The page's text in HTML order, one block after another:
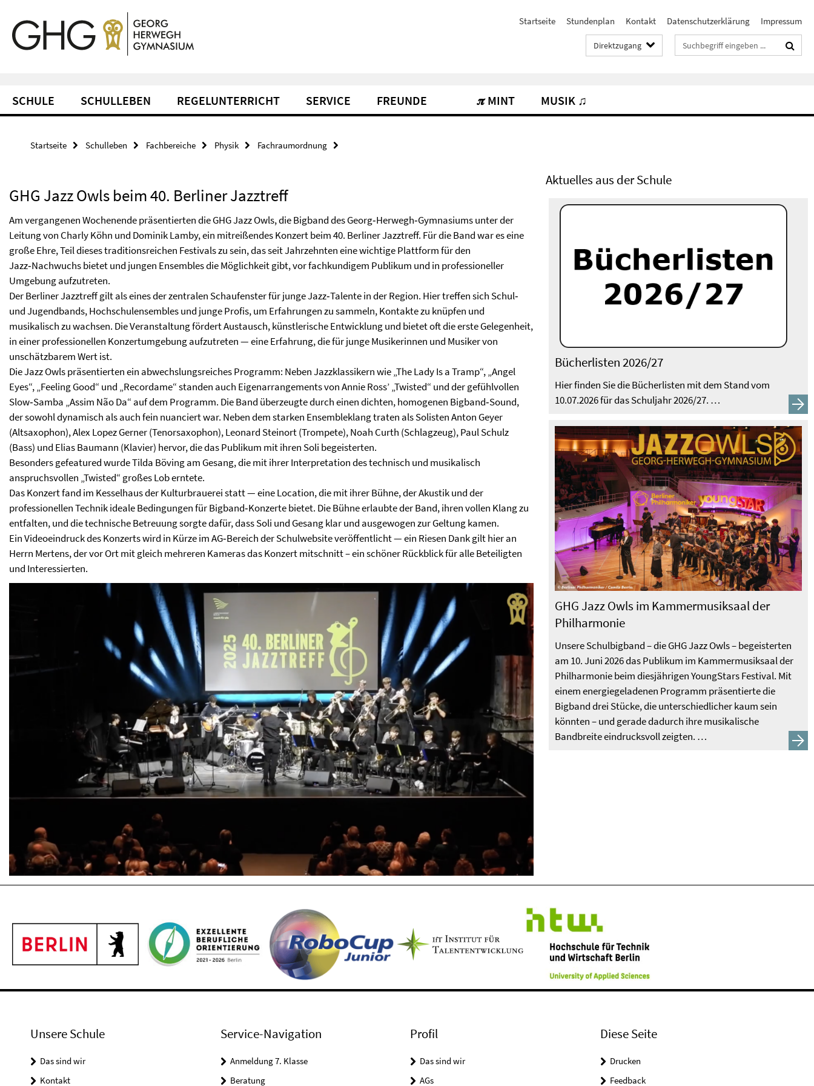
Service-Navigation Startseite Stundenplan Kontakt Datenschutzerklärung Impressum
Direktzugang Suchbegriffe
SCHULE SCHULLEBEN REGELUNTERRICHT SERVICE FREUNDE 𝝅 MINT MUSIK ♫
Startseite Schulleben Fachbereiche Physik Fachraumordnung
GHG Jazz Owls beim 40. Berliner Jazztreff
Am vergangenen Wochenende präsentierten die GHG Jazz Owls, die Bigband des Georg‑Herwegh‑Gymnasiums unter der
Leitung von Charly Köhn und Dominik Lamby, ein mitreißendes Konzert beim 40. Berliner Jazztreff. Für die Band war es eine
große Ehre, Teil dieses traditionsreichen Festivals zu sein, das seit Jahrzehnten eine wichtige Plattform für den
Jazz‑Nachwuchs bietet und jungen Ensembles die Möglichkeit gibt, vor fachkundigem Publikum und in professioneller
Umgebung aufzutreten.
Der Berliner Jazztreff gilt als eines der zentralen Schaufenster für junge Jazz‑Talente in der Region. Hier treffen sich Schul‑
und Jugendbands, Hochschulensembles und junge Profis, um Erfahrungen zu sammeln, Kontakte zu knüpfen und
musikalisch zu wachsen. Die Veranstaltung fördert Austausch, künstlerische Entwicklung und bietet oft die erste Gelegenheit,
in einer professionellen Konzertumgebung aufzutreten — eine Erfahrung, die für junge Musikerinnen und Musiker von
unschätzbarem Wert ist.
Die Jazz Owls präsentierten ein abwechslungsreiches Programm: Neben Jazzklassikern wie „The Lady Is a Tramp“, „Angel
Eyes“, „Feeling Good“ und „Recordame“ standen auch Eigenarrangements von Annie Ross’ „Twisted“ und der gefühlvollen
Slow‑Samba „Assim Não Da“ auf dem Programm. Die Band überzeugte durch einen dichten, homogenen Bigband‑Sound,
der sowohl dynamisch als auch fein nuanciert war. Neben dem starken Ensembleklang traten als Solisten Anton Geyer
(Altsaxophon), Alex Lopez Gerner (Tenorsaxophon), Leonard Steinort (Trompete), Noah Curth (Schlagzeug), Paul Schulz
(Bass) und Elias Baumann (Klavier) hervor, die das Publikum mit ihren Soli begeisterten.
Besonders gefeatured wurde Tilda Böving am Gesang, die mit ihrer Interpretation des technisch und musikalisch
anspruchsvollen „Twisted“ großes Lob erntete.
Das Konzert fand im Kesselhaus der Kulturbrauerei statt — eine Location, die mit ihrer Bühne, der Akustik und der
professionellen Technik ideale Bedingungen für Bigband‑Konzerte bietet. Die Bühne erlaubte der Band, ihren vollen Klang zu
entfalten, und die technische Betreuung sorgte dafür, dass Soli und Gesang klar und ausgewogen zur Geltung kamen.
Ein Videoeindruck des Konzerts wird in Kürze im AG‑Bereich der Schulwebsite veröffentlicht — ein Riesen Dank gilt hier an
Herrn Mertens, der vor Ort mit gleich mehreren Kameras das Konzert mitschnitt – ein schöner Rückblick für alle Beteiligten
und Interessierten.
Aktuelles aus der Schule
Bücherlisten 2026/27
Hier finden Sie die Bücherlisten mit dem Stand vom
10.07.2026 für das Schuljahr 2026/27. …
GHG Jazz Owls im Kammermusiksaal der
Philharmonie
Unsere Schulbigband – die GHG Jazz Owls – begeisterten
am 10. Juni 2026 das Publikum im Kammermusiksaal der
Philharmonie beim diesjährigen YoungStars Festival. Mit
einem energiegeladenen Programm präsentierte die
Bigband drei Stücke, die unterschiedlicher kaum sein
könnten – und gerade dadurch ihre musikalische
Bandbreite eindrucksvoll zeigten. …
Unsere Schule
Das sind wir
Kontakt
Service-Navigation
Anmeldung 7. Klasse
Beratung
Profil
Das sind wir
AGs
Diese Seite
Drucken
Feedback